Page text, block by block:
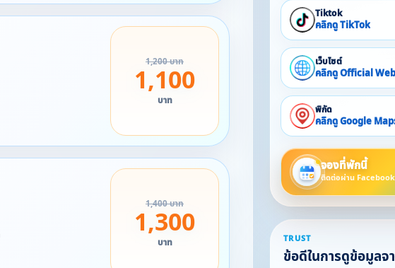
1,200 บาท
1,100
บาท
1,400 บาท
1,300
บาท
Tiktok
คลิกดู TikTok
เว็บไซต์
คลิกดู Official
พิกัด
คลิกดู Google
จองที่พักนี้
ติดต่อผ่าน Facebook
TRUST
ข้อดีในการดูข้อมูลจ